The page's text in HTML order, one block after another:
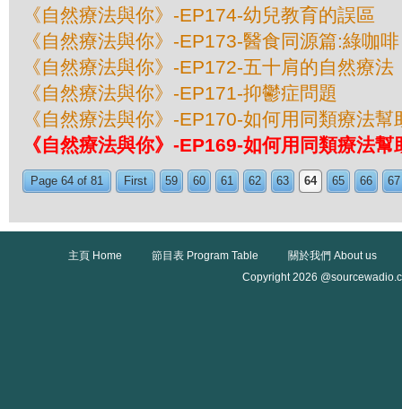
《自然療法與你》-EP174-幼兒教育的誤區
《自然療法與你》-EP173-醫食同源篇:綠咖啡
《自然療法與你》-EP172-五十肩的自然療法
《自然療法與你》-EP171-抑鬱症問題
《自然療法與你》-EP170-如何用同類療法
《自然療法與你》-EP169-如何用同類療法
Page 64 of 81 First 59 60 61 62 63 64 65 66 67
主頁 Home 節目表 Program Table
關於我們 About us
Copyright 2026